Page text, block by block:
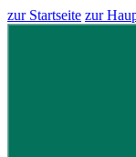
zur Startseite zur